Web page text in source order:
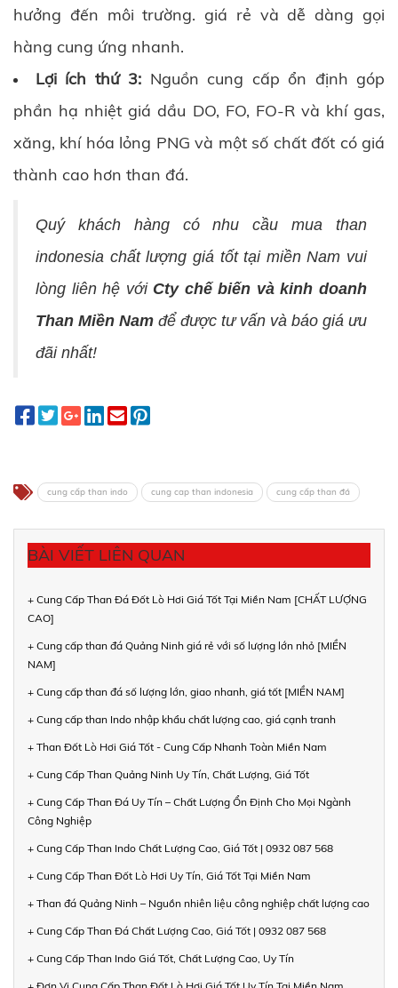
hưởng đến môi trường. giá rẻ và dễ dàng gọi
hàng cung ứng nhanh.
Lợi ích thứ 3: Nguồn cung cấp ổn định góp
phần hạ nhiệt giá dầu DO, FO, FO-R và khí gas,
xăng, khí hóa lỏng PNG và một số chất đốt có giá
thành cao hơn than đá.
Quý khách hàng có nhu cầu mua than
indonesia chất lượng giá tốt tại miền Nam vui
lòng liên hệ với Cty chế biến và kinh doanh
Than Miền Nam để được tư vấn và báo giá ưu
đãi nhất!
cung cấp than indo cung cap than indonesia cung cấp than đá
BÀI VIẾT LIÊN QUAN
+ Cung Cấp Than Đá Đốt Lò Hơi Giá Tốt Tại Miền Nam [CHẤT LƯỢNG
CAO]
+ Cung cấp than đá Quảng Ninh giá rẻ với số lượng lớn nhỏ [MIỀN
NAM]
+ Cung cấp than đá số lượng lớn, giao nhanh, giá tốt [MIỀN NAM]
+ Cung cấp than Indo nhập khẩu chất lượng cao, giá cạnh tranh
+ Than Đốt Lò Hơi Giá Tốt - Cung Cấp Nhanh Toàn Miền Nam
+ Cung Cấp Than Quảng Ninh Uy Tín, Chất Lượng, Giá Tốt
+ Cung Cấp Than Đá Uy Tín – Chất Lượng Ổn Định Cho Mọi Ngành
Công Nghiệp
+ Cung Cấp Than Indo Chất Lượng Cao, Giá Tốt | 0932 087 568
+ Cung Cấp Than Đốt Lò Hơi Uy Tín, Giá Tốt Tại Miền Nam
+ Than đá Quảng Ninh – Nguồn nhiên liệu công nghiệp chất lượng cao
+ Cung Cấp Than Đá Chất Lượng Cao, Giá Tốt | 0932 087 568
+ Cung Cấp Than Indo Giá Tốt, Chất Lượng Cao, Uy Tín